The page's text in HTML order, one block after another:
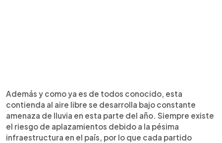
Además y como ya es de todos conocido, esta
contienda al aire libre se desarrolla bajo constante
amenaza de lluvia en esta parte del año. Siempre existe
el riesgo de aplazamientos debido a la pésima
infraestructura en el país, por lo que cada partido